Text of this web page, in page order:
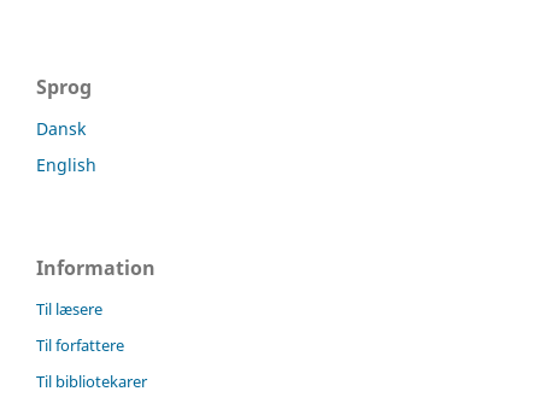
Sprog
Dansk
English
Information
Til læsere
Til forfattere
Til bibliotekarer